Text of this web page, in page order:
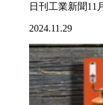
日刊工業新聞11
2024.11.29